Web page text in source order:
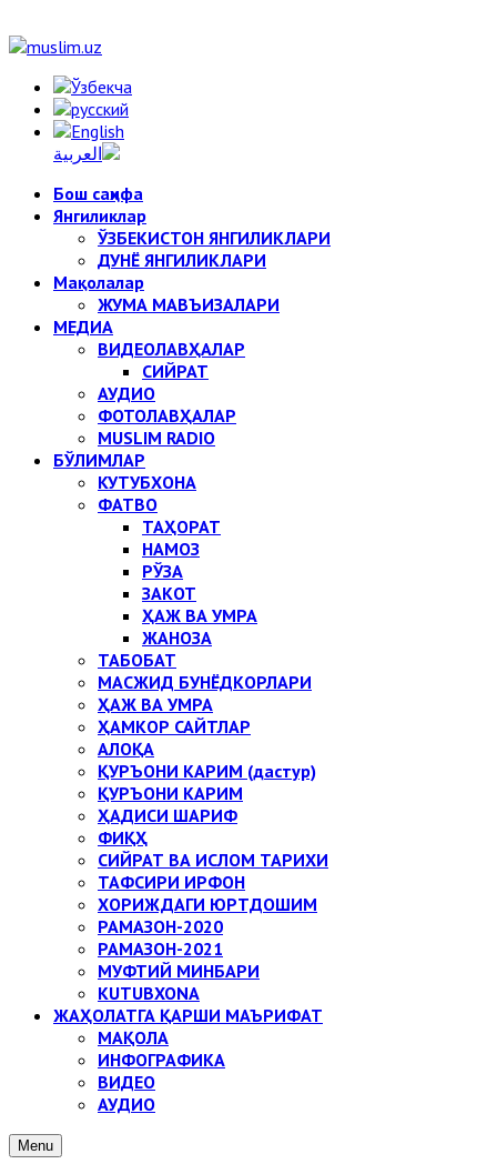
Бош саҳифа
Янгиликлар
ЎЗБЕКИСТОН ЯНГИЛИКЛАРИ
ДУНЁ ЯНГИЛИКЛАРИ
Мақолалар
ЖУМА МАВЪИЗАЛАРИ
МЕДИА
ВИДЕОЛАВҲАЛАР
СИЙРАТ
АУДИО
ФОТОЛАВҲАЛАР
MUSLIM RADIO
БЎЛИМЛАР
КУТУБХОНА
ФАТВО
ТАҲОРАТ
НАМОЗ
РЎЗА
ЗАКОТ
ҲАЖ ВА УМРА
ЖАНОЗА
ТАБОБАТ
МАСЖИД БУНЁДКОРЛАРИ
ҲАЖ ВА УМРА
ҲАМКОР САЙТЛАР
АЛОҚА
ҚУРЪОНИ КАРИМ (дастур)
ҚУРЪОНИ КАРИМ
ҲАДИСИ ШАРИФ
ФИҚҲ
СИЙРАТ ВА ИСЛОМ ТАРИХИ
ТАФСИРИ ИРФОН
ХОРИЖДАГИ ЮРТДОШИМ
РАМАЗОН-2020
РАМАЗОН-2021
МУФТИЙ МИНБАРИ
KUTUBXONA
ЖАҲОЛАТГА ҚАРШИ МАЪРИФАТ
МАҚОЛА
ИНФОГРАФИКА
ВИДЕО
АУДИО
Menu